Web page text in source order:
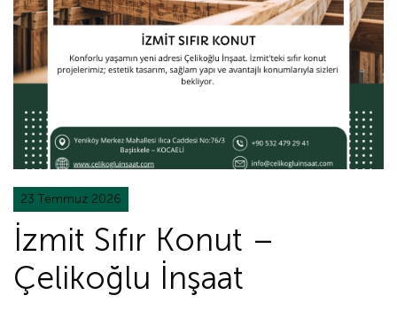
23 Temmuz 2026
İzmit Sıfır Konut –
Çelikoğlu İnşaat